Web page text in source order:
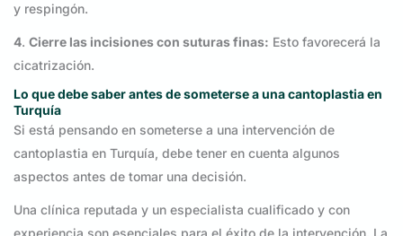
y respingón.
4. Cierre las incisiones con suturas finas: Esto favorecerá la
cicatrización.
Lo que debe saber antes de someterse a una cantoplastia en
Turquía
Si está pensando en someterse a una intervención de
cantoplastia en Turquía, debe tener en cuenta algunos
aspectos antes de tomar una decisión.
Una clínica reputada y un especialista cualificado y con
experiencia son esenciales para el éxito de la intervención. La